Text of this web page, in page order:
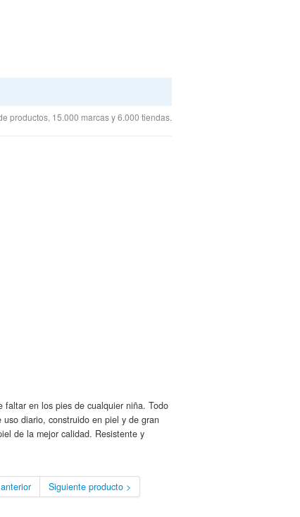
productos, 15.000 marcas y 6.000 tiendas.
en los pies de cualquier niña. Todo
diario, construido en piel y de gran
de la mejor calidad. Resistente y
Siguiente producto >